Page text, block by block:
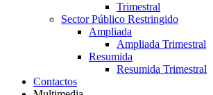
Trimestral
Sector Público Restringido
Ampliada
Ampliada Trimestral
Resumida
Resumida Trimestral
Contactos